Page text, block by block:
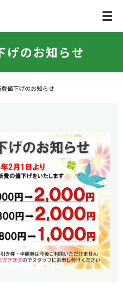
げのお知らせ
費値下げのお知らせ